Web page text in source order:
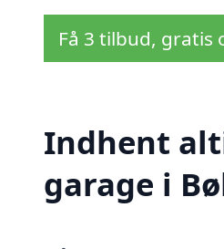
Få 3 tilbud,
Indhent
garage i